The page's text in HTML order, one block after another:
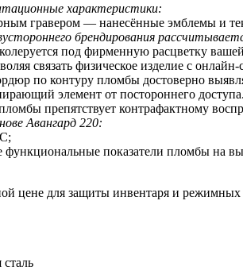
характеристики:
гравером — нанесённые эмблемы и
брендирования
под фирменную расцветку
связать физическое изделие с
по контуру пломбы достоверно
элемент от постороннего доступа.
препятствует контрафактному
Авангард 220:
показатели пломбы на
цене для защиты инвентаря и режимных